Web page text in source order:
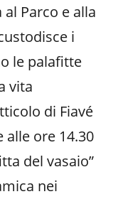
Parco e alla
i
le palafitte
vita
di Fiavé
alle ore 14.30
del vasaio”
nei